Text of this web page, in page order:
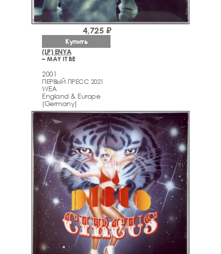
(LP) ENYA
– MAY IT BE
2001
ПЕРВЫЙ ПРЕСС 2021
WEA
England & Europe
(Germany)
4,725 ₽
Купить